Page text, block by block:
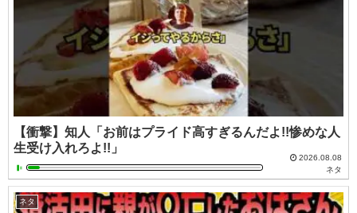
【衝撃】知人「お前はプライド高すぎるんだよ!!惨めな人
生受け入れろよ!!」
2026.08.08
ネタ
ネタ